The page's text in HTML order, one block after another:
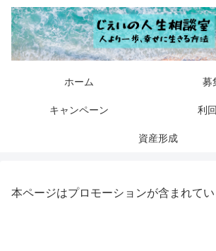
ホーム 募
キャンペーン 利
資産形成
本ページはプロモーションが含まれて